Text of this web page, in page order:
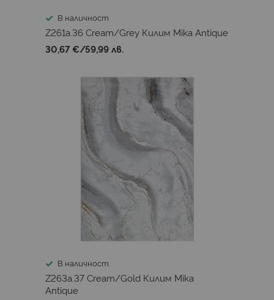
В наличност
Z261a.36 Cream/Grey Килим Mika Antique
30,67 €/59,99 лв.
В наличност
Z263a.37 Cream/Gold Килим Mika
Antique